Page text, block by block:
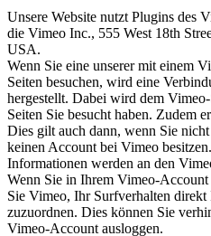
Unsere Website nutzt Plugins des
die Vimeo Inc., 555 West 18th
USA.
Wenn Sie eine unserer mit einem
Seiten besuchen, wird eine
hergestellt. Dabei wird dem
Seiten Sie besucht haben. Zudem
Dies gilt auch dann, wenn Sie
keinen Account bei Vimeo
Informationen werden an den
Wenn Sie in Ihrem Vimeo-
Sie Vimeo, Ihr Surfverhalten
zuzuordnen. Dies können Sie
Vimeo-Account ausloggen.